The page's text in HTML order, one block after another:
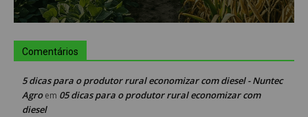
Comentários
5 dicas para o produtor rural economizar com diesel - Nuntec
Agroem 05 dicas para o produtor rural economizar com
diesel